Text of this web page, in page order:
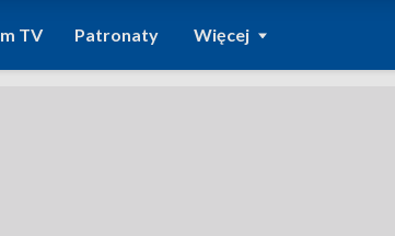
TV Patronaty Więcej